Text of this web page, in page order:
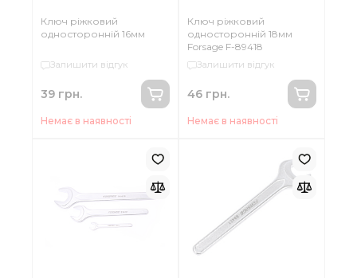
Ключ ріжковий
односторонній 16мм
Залишити відгук
39 грн.
Немає в наявності
Ключ ріжковий
односторонній 18мм
Forsage F-89418
Залишити відгук
46 грн.
Немає в наявності